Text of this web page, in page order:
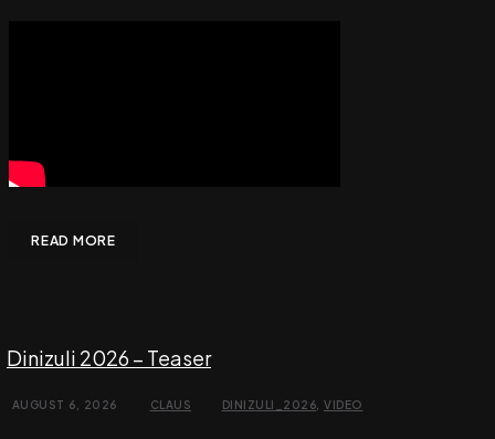
READ MORE
Dinizuli 2026 – Teaser
AUGUST 6, 2026 CLAUS DINIZULI_2026 VIDEO